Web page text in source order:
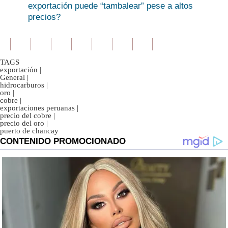
exportación puede “tambalear” pese a altos
precios?
TAGS
exportación |
General |
hidrocarburos |
oro |
cobre |
exportaciones peruanas |
precio del cobre |
precio del oro |
puerto de chancay